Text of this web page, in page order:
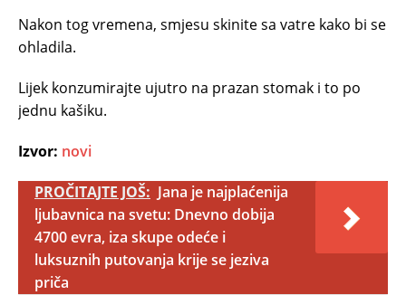
Nakon tog vremena, smjesu skinite sa vatre kako bi se
ohladila.
Lijek konzumirajte ujutro na prazan stomak i to po
jednu kašiku.
Izvor: novi
PROČITAJTE JOŠ: Jana je najplaćenija
ljubavnica na svetu: Dnevno dobija
4700 evra, iza skupe odeće i
luksuznih putovanja krije se jeziva
priča